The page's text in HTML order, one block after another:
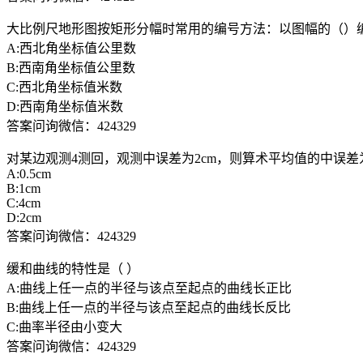
大比例尺地形图按矩形分幅时常用的编号方法：以图幅的（）
A:西北角坐标值公里数
B:西南角坐标值公里数
C:西北角坐标值米数
D:西南角坐标值米数
答案问询微信：424329
对某边观测4测回，观测中误差为2cm，则算术平均值的中误差
A:0.5cm
B:1cm
C:4cm
D:2cm
答案问询微信：424329
缓和曲线的特性是（ ）
A:曲线上任一点的半径与该点至起点的曲线长正比
B:曲线上任一点的半径与该点至起点的曲线长反比
C:曲率半径由小变大
答案问询微信：424329